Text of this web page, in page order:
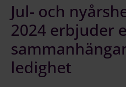
Jul- och
2024 erbjuder
ledighet